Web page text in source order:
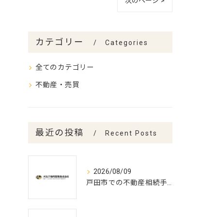
カテゴリー Categories
全てのカテゴリー
不動産・売買
最近の投稿 Recent Posts
2026/08/09
戸田市での不動産相続手続きの最適打合せ時期とポイント